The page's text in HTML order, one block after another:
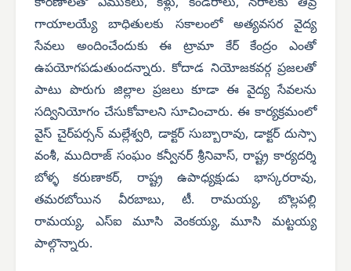
కారణాలతో ఎముకలు, కీళ్లు, కండరాలు, నరాలకు తీవ్ర
గాయాలయ్యే బాధితులకు సకాలంలో అత్యవసర వైద్య
సేవలు అందించేందుకు ఈ ట్రామా కేర్ కేంద్రం ఎంతో
ఉపయోగపడుతుందన్నారు. కోదాడ నియోజకవర్గ ప్రజలతో
పాటు పొరుగు జిల్లాల ప్రజలు కూడా ఈ వైద్య సేవలను
సద్వినియోగం చేసుకోవాలని సూచించారు. ఈ కార్యక్రమంలో
వైస్ చైర్‌పర్సన్ మల్లేశ్వరి, డాక్టర్ సుబ్బారావు, డాక్టర్ దుస్సా
వంశీ, ముదిరాజ్ సంఘం కన్వీనర్ శ్రీనివాస్, రాష్ట్ర కార్యదర్శి
బోళ్ళ కరుణాకర్, రాష్ట్ర ఉపాధ్యక్షుడు భాస్కరరావు,
తమరబోయిన వీరబాబు, టీ. రామయ్య, బొల్లపల్లి
రామయ్య, ఎస్‌ఐ మూసి వెంకయ్య, మూసి మట్టయ్య
పాల్గొన్నారు.